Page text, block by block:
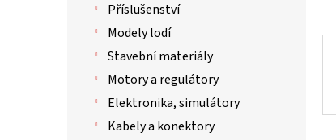
Příslušenství
Modely lodí
Stavební materiály
Motory a regulátory
Elektronika, simulátory
Kabely a konektory